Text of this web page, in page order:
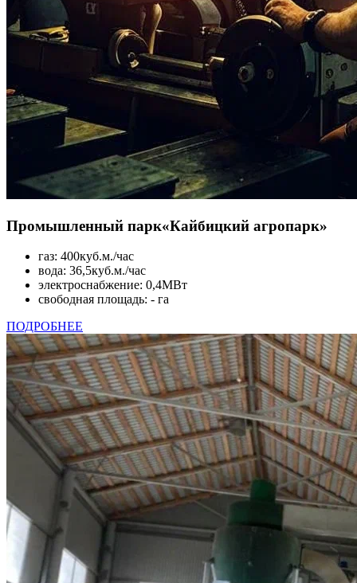
Промышленный парк«Кайбицкий агропарк»
газ: 400куб.м./час
вода: 36,5куб.м./час
электроснабжение: 0,4МВт
свободная площадь: - га
ПОДРОБНЕЕ